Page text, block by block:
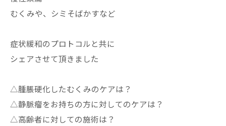
むくみや、シミそばかすなど
症状緩和のプロトコルと共に
シェアさせて頂きました
△腫脹硬化したむくみのケアは？
△静脈瘤をお持ちの方に対してのケアは？
△高齢者に対しての施術は？